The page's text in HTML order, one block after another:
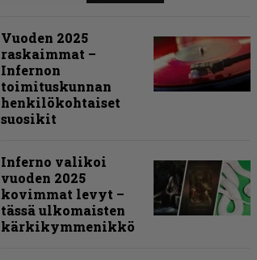
Vuoden 2025
raskaimmat –
Infernon
toimituskunnan
henkilökohtaiset
suosikit
Inferno valikoi
vuoden 2025
kovimmat levyt –
tässä ulkomaisten
kärkikymmenikkö